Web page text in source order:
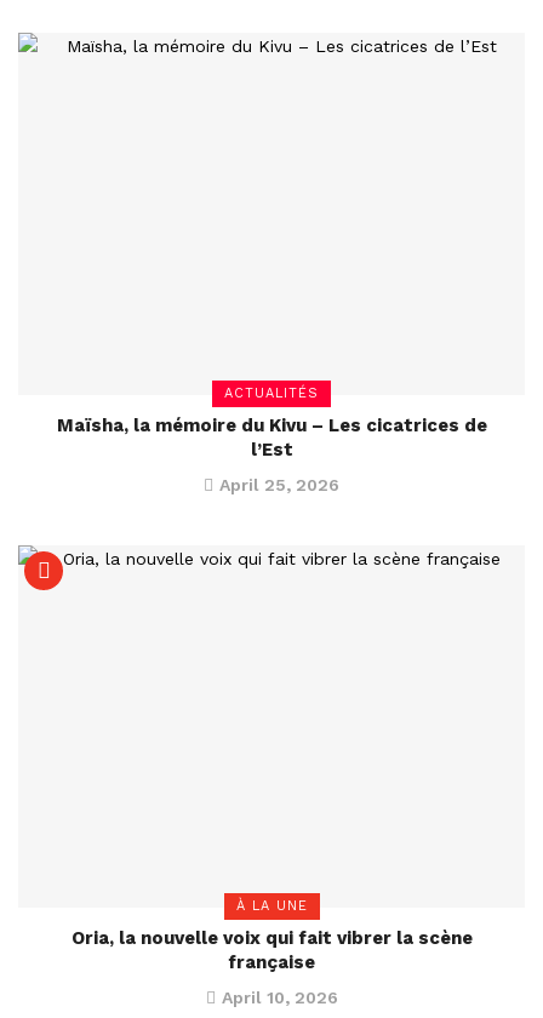
ACTUALITÉS
Maïsha, la mémoire du Kivu – Les cicatrices de
l’Est
April 25, 2026
À LA UNE
Oria, la nouvelle voix qui fait vibrer la scène
française
April 10, 2026